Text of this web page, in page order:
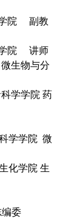
学院 副教
学院 讲师
生物与分
学学院 药
学学院 微
化学院 生
委